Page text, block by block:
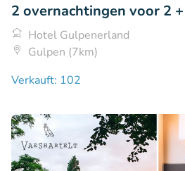
2 overnachtingen voor 2
Hotel Gulpenerland
Gulpen (7km)
Verkauft: 102